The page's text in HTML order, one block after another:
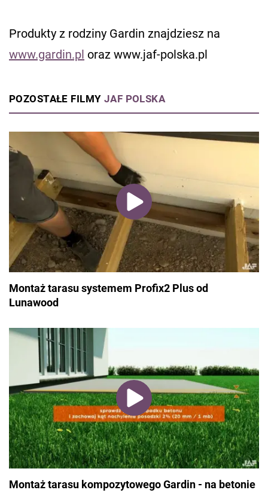
Produkty z rodziny Gardin znajdziesz na
www.gardin.pl oraz www.jaf-polska.pl
POZOSTAŁE FILMY JAF POLSKA
Montaż tarasu systemem Profix2 Plus od
Lunawood
Montaż tarasu kompozytowego Gardin - na betonie